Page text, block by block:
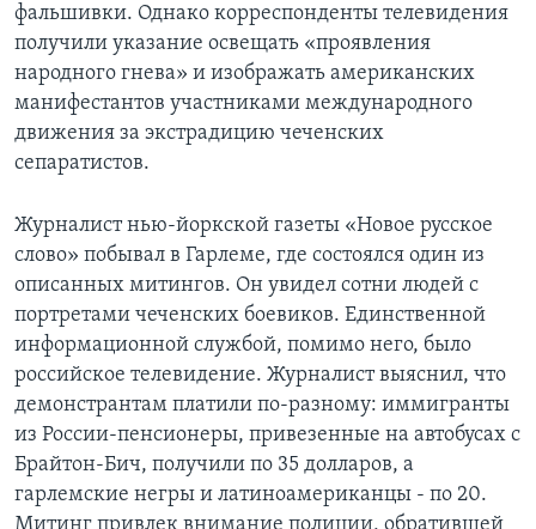
фальшивки. Однако корреспонденты телевидения
получили указание освещать «проявления
народного гнева» и изображать американских
манифестантов участниками международного
движения за экстрадицию чеченских
сепаратистов.
Журналист нью-йоркской газеты «Новое русское
слово» побывал в Гарлеме, где состоялся один из
описанных митингов. Он увидел сотни людей с
портретами чеченских боевиков. Единственной
информационной службой, помимо него, было
российское телевидение. Журналист выяснил, что
демонстрантам платили по-разному: иммигранты
из России-пенсионеры, привезенные на автобусах с
Брайтон-Бич, получили по 35 долларов, а
гарлемские негры и латиноамериканцы - по 20.